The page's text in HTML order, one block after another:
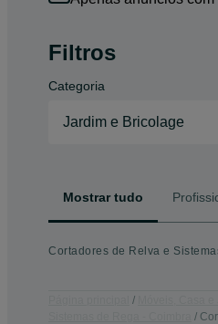
Filtros
Categoria
Jardim e Bricolage
Mostrar tudo
Cortadores de Relva e